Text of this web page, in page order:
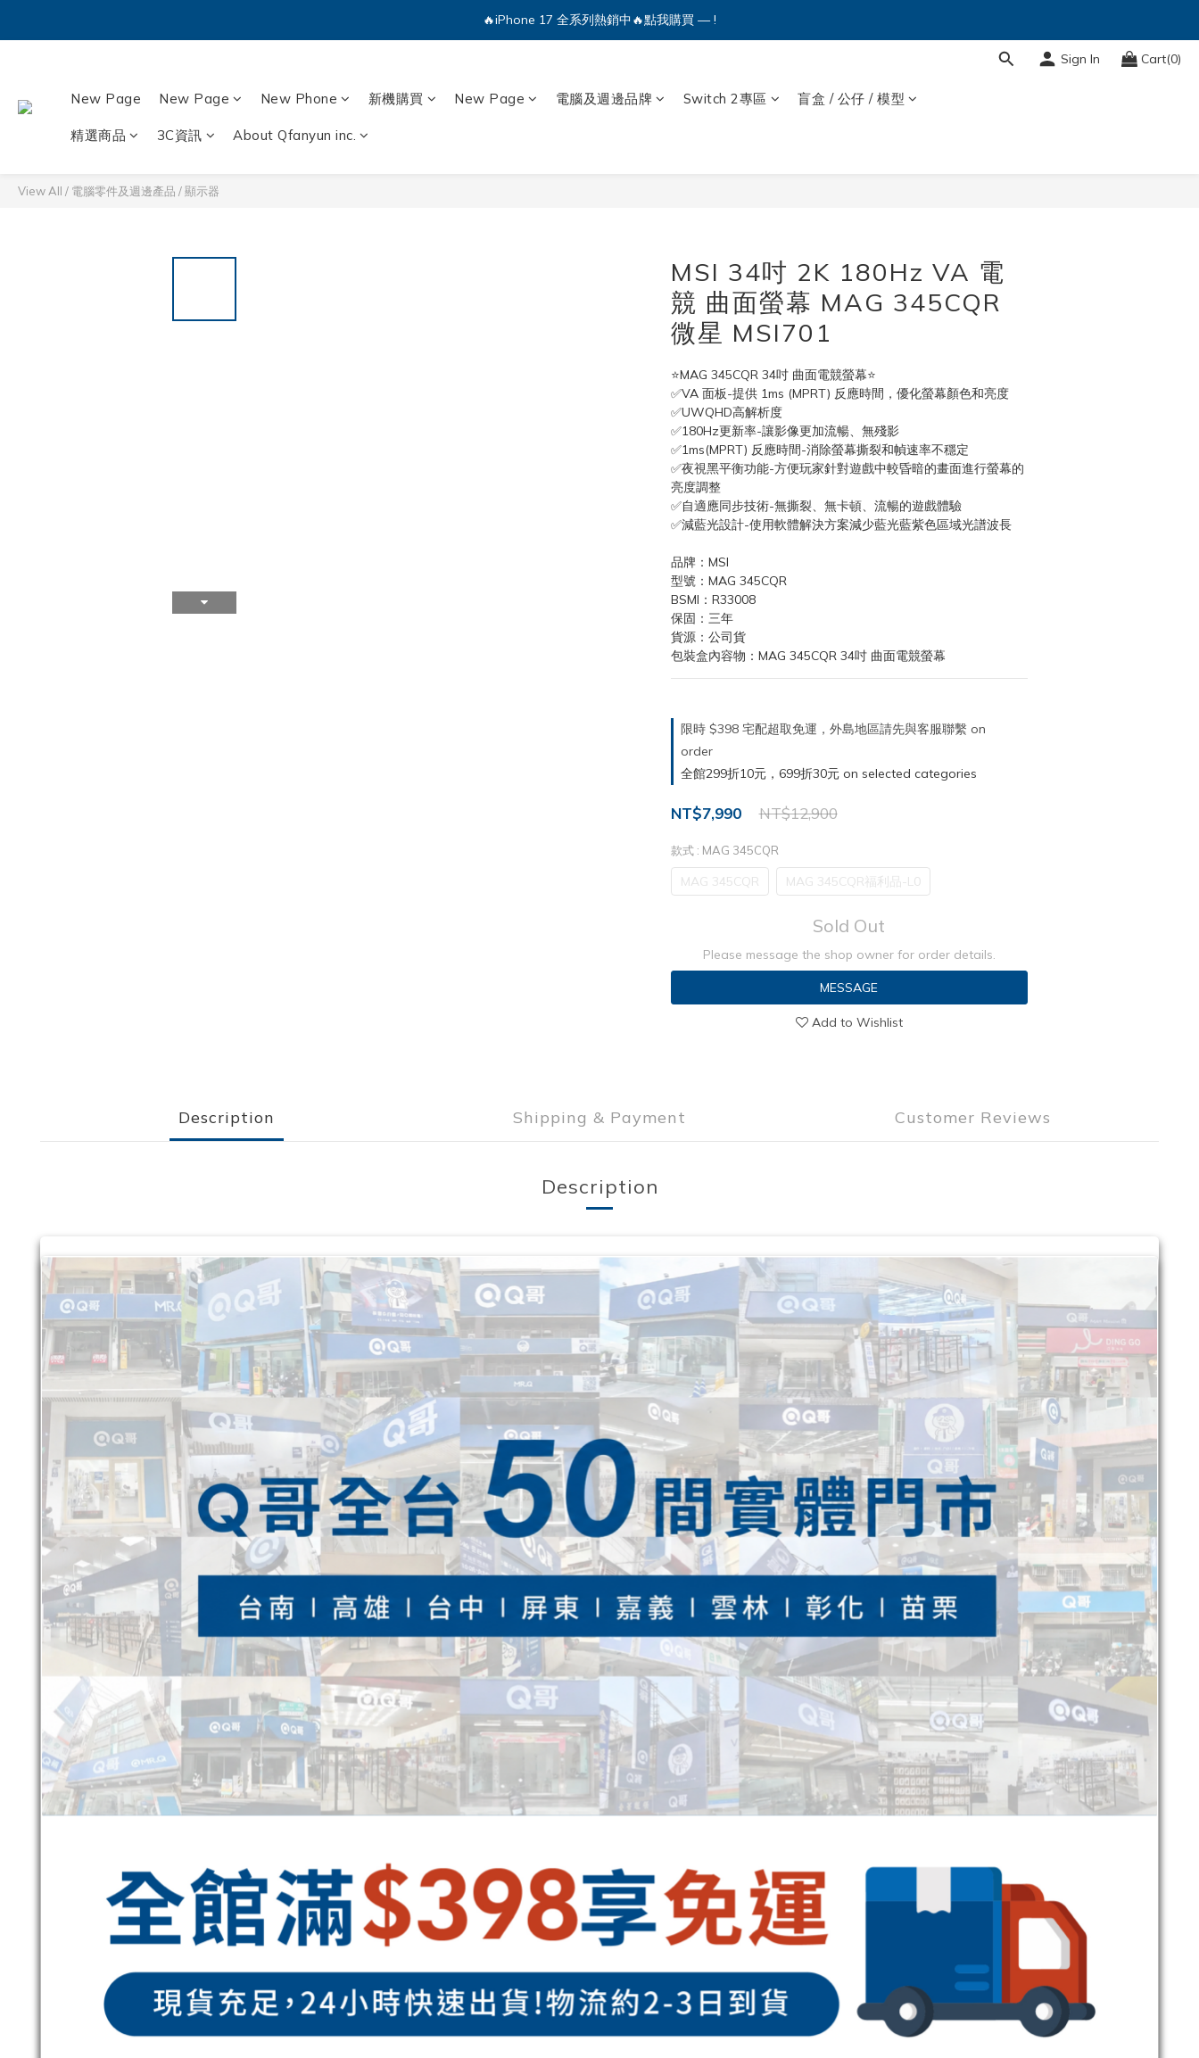
🔥iPhone 17 全系列熱銷中🔥點我購買 — !
💕加入Q哥 Line 新好友領優惠券！🎫
Sign In Cart(0)
New Page New Page New Phone 新機購買 New Page 電腦及週邊品牌 Switch 2專區 盲盒 / 公仔 / 模型
精選商品 3C資訊 About Qfanyun inc.
View All / 電腦零件及週邊產品 /顯示器
MSI 34吋 2K 180Hz VA 電
競 曲面螢幕 MAG 345CQR
微星 MSI701
⭐MAG 345CQR 34吋 曲面電競螢幕⭐
✅VA 面板-提供 1ms (MPRT) 反應時間，優化螢幕顏色和亮度
✅UWQHD高解析度
✅180Hz更新率-讓影像更加流暢、無殘影
✅1ms(MPRT) 反應時間-消除螢幕撕裂和幀速率不穩定
✅夜視黑平衡功能-方便玩家針對遊戲中較昏暗的畫面進行螢幕的
亮度調整
✅自適應同步技術-無撕裂、無卡頓、流暢的遊戲體驗
✅減藍光設計-使用軟體解決方案減少藍光藍紫色區域光譜波長
品牌：MSI
型號：MAG 345CQR
BSMI：R33008
保固：三年
貨源：公司貨
包裝盒內容物：MAG 345CQR 34吋 曲面電競螢幕
限時 $398 宅配超取免運，外島地區請先與客服聯繫 on
order
全館299折10元，699折30元 on selected categories
NT$12,900
NT$7,990
款式 : MAG 345CQR
MAG 345CQR MAG 345CQR福利品-L0
Sold Out
Please message the shop owner for order details.
MESSAGE
Add to Wishlist
Description Shipping & Payment Customer Reviews
Description